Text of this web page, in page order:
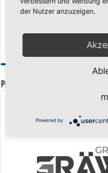
Zum Heimabschluss ein
6. Mai 2026
Finale, Teil 2: Alle ins Hasper Ufo
PREMIUMPARTNER
der Nutzer anzuzeigen.
Powered by